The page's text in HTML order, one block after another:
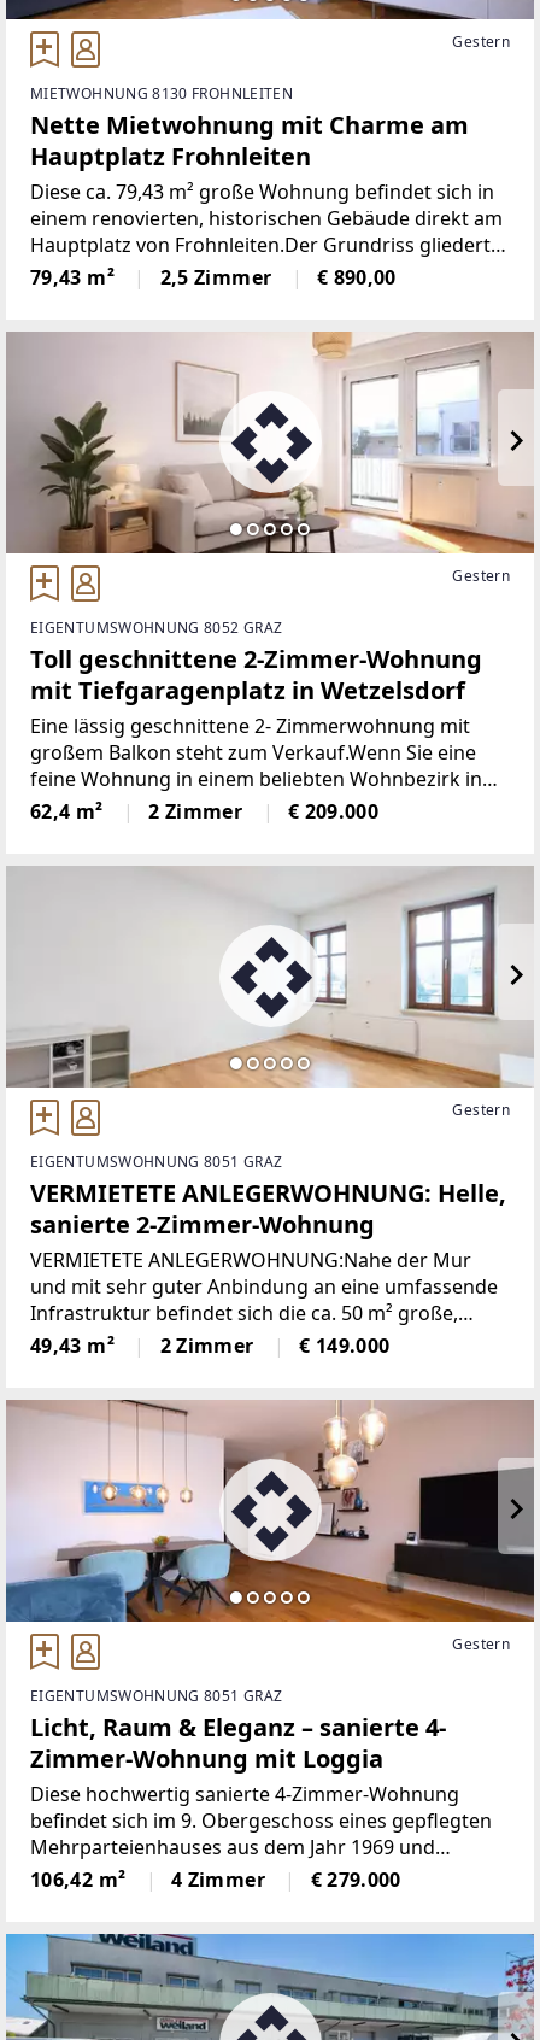
Gestern
MIETWOHNUNG 8130 FROHNLEITEN
Nette Mietwohnung mit Charme am
Hauptplatz Frohnleiten
Diese ca. 79,43 m² große Wohnung befindet sich in
einem renovierten, historischen Gebäude direkt am
Hauptplatz von Frohnleiten.Der Grundriss gliedert
sich in einen Vorraum mit Zugang zu WC und
Abstellraum. Im Anschluss folgt der Essbereich mit
79,43 m² 2,5 Zimmer € 890,00
Gestern
EIGENTUMSWOHNUNG 8052 GRAZ
Toll geschnittene 2-Zimmer-Wohnung
mit Tiefgaragenplatz in Wetzelsdorf
Eine lässig geschnittene 2- Zimmerwohnung mit
großem Balkon steht zum Verkauf.Wenn Sie eine
feine Wohnung in einem beliebten Wohnbezirk in
Graz suchen, dann ist diese Immobilie bestimmt das
Richtige für Sie!Überzeugen Sie sich und genießen
62,4 m² 2 Zimmer € 209.000
Gestern
EIGENTUMSWOHNUNG 8051 GRAZ
VERMIETETE ANLEGERWOHNUNG: Helle,
sanierte 2-Zimmer-Wohnung
VERMIETETE ANLEGERWOHNUNG:Nahe der Mur
und mit sehr guter Anbindung an eine umfassende
Infrastruktur befindet sich die ca. 50 m² große,
sanierte, vermietete Wohnung. Sie liegt im 2. Stock
eines kleinen Mehrparteienhauses (ohne Lift) und
49,43 m² 2 Zimmer € 149.000
Gestern
EIGENTUMSWOHNUNG 8051 GRAZ
Licht, Raum & Eleganz – sanierte 4-
Zimmer-Wohnung mit Loggia
Diese hochwertig sanierte 4-Zimmer-Wohnung
befindet sich im 9. Obergeschoss eines gepflegten
Mehrparteienhauses aus dem Jahr 1969 und
überzeugt durch ihre Großzügigkeit, ihre moderne
Ausstattung sowie ein außergewöhnlich
106,42 m² 4 Zimmer € 279.000